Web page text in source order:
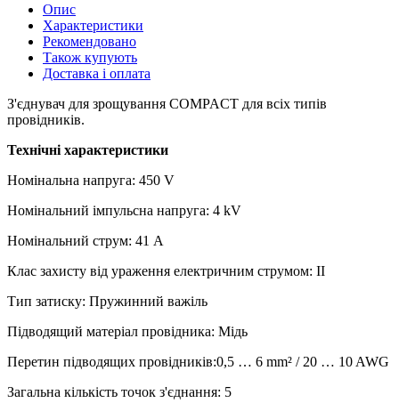
Опис
Характеристики
Рекомендовано
Також купують
Доставка і оплата
З'єднувач для зрощування COMPACT для всіх типів
провідників.
Технічні характеристики
Номінальна напруга: 450 V
Номінальний імпульсна напруга: 4 kV
Номінальний струм: 41 A
Клас захисту від ураження електричним струмом: II
Тип затиску: Пружинний важіль
Підводящий матеріал провідника: Мідь
Перетин підводящих провідників:0,5 … 6 mm² / 20 … 10 AWG
Загальна кількість точок з'єднання: 5